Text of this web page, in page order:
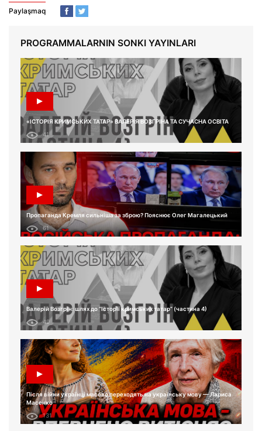
Paylaşmaq
PROGRAMMALARNIN SONKI YAYINLARI
«ІСТОРІЯ КРИМСЬКИХ ТАТАР» ВАЛЕРІЯ ВОЗГРІНА ТА СУЧАСНА ОСВІТА
41
Пропаганда Кремля сильніша за зброю? Пояснює Олег Магалецький
61
Валерій Возгрін: шлях до “Історії кримських татар” (частина 4)
49
Після війни українці масово переходять на українську мову — Лариса
Масенко
131